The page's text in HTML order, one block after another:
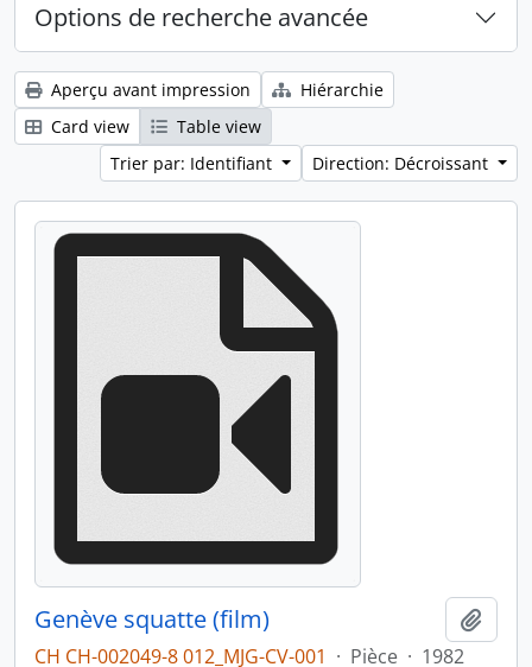
Options de recherche avancée
Aperçu avant impression
Hiérarchie
Card view
Table view
Trier par: Identifiant
Direction: Décroissant
Genève squatte (film)
CH CH-002049-8 012_MJG-CV-001 · Pièce · 1982